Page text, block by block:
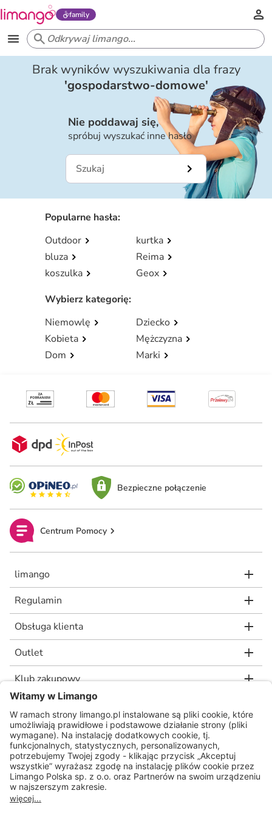
family
Brak wyników wyszukiwania dla frazy
'gospodarstwo-domowe'
Nie poddawaj się,
spróbuj wyszukać inne hasło
Popularne hasła:
Outdoor
kurtka
bluza
Reima
koszulka
Geox
Wybierz kategorię:
Niemowlę
Dziecko
Kobieta
Mężczyzna
Dom
Marki
Bezpieczne połączenie
Centrum Pomocy
limango
Regulamin
Obsługa klienta
Outlet
Klub zakupowy